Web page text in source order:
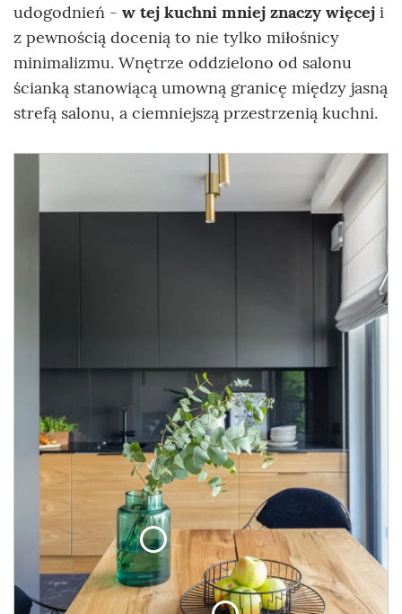
udogodnień - w tej kuchni mniej znaczy więcej i
z pewnością docenią to nie tylko miłośnicy
minimalizmu. Wnętrze oddzielono od salonu
ścianką stanowiącą umowną granicę między jasną
strefą salonu, a ciemniejszą przestrzenią kuchni.